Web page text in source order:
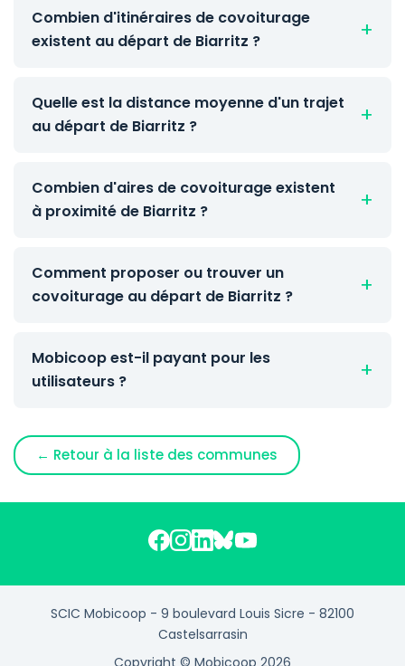
Combien d'itinéraires de covoiturage
existent au départ de Biarritz ?
Quelle est la distance moyenne d'un trajet
au départ de Biarritz ?
Combien d'aires de covoiturage existent
à proximité de Biarritz ?
Comment proposer ou trouver un
covoiturage au départ de Biarritz ?
Mobicoop est-il payant pour les
utilisateurs ?
← Retour à la liste des communes
SCIC Mobicoop - 9 boulevard Louis Sicre - 82100
Castelsarrasin
Copyright © Mobicoop 2026